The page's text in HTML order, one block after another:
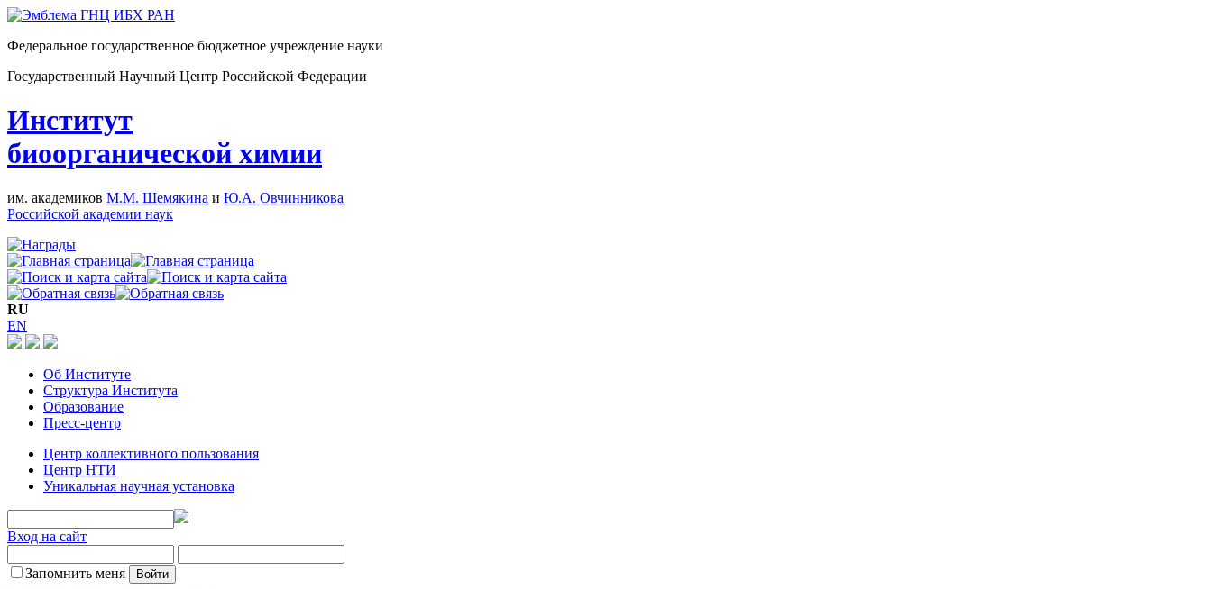
Федеральное государственное бюджетное учреждение науки
Государственный Научный Центр Российской Федерации
Институт
биоорганической химии
им. академиков М.М. Шемякина и Ю.А. Овчинникова
Российской академии наук
RU
EN
Об Институте
Структура Института
Образование
Пресс-центр
Центр коллективного пользования
Центр НТИ
Уникальная научная установка
Вход на сайт
Запомнить меня